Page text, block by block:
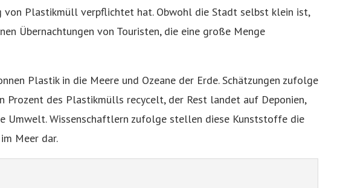
von Plastikmüll verpflichtet hat. Obwohl die Stadt selbst klein ist,
Übernachtungen von Touristen, die eine große Menge
Plastik in die Meere und Ozeane der Erde. Schätzungen zufolge
Prozent des Plastikmülls recycelt, der Rest landet auf Deponien,
Umwelt. Wissenschaftlern zufolge stellen diese Kunststoffe die
Meer dar.